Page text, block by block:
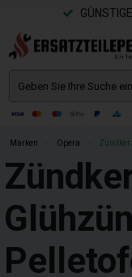
Marken Opera